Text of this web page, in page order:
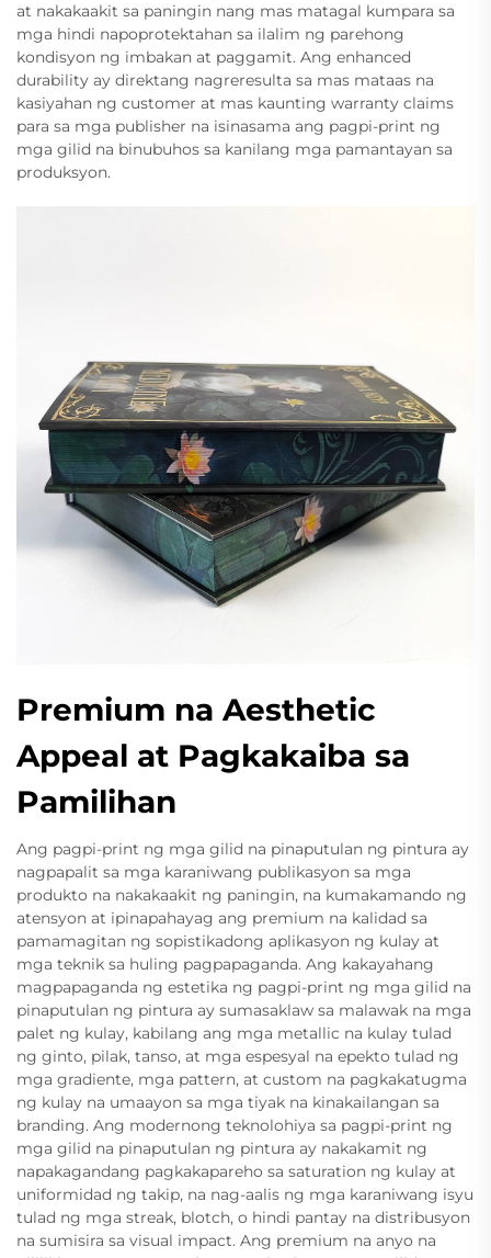
at nakakaakit sa paningin nang mas matagal kumpara sa
mga hindi napoprotektahan sa ilalim ng parehong
kondisyon ng imbakan at paggamit. Ang enhanced
durability ay direktang nagreresulta sa mas mataas na
kasiyahan ng customer at mas kaunting warranty claims
para sa mga publisher na isinasama ang pagpi-print ng
mga gilid na binubuhos sa kanilang mga pamantayan sa
produksyon.
Premium na Aesthetic
Appeal at Pagkakaiba sa
Pamilihan
Ang pagpi-print ng mga gilid na pinaputulan ng pintura ay
nagpapalit sa mga karaniwang publikasyon sa mga
produkto na nakakaakit ng paningin, na kumakamando ng
atensyon at ipinapahayag ang premium na kalidad sa
pamamagitan ng sopistikadong aplikasyon ng kulay at
mga teknik sa huling pagpapaganda. Ang kakayahang
magpapaganda ng estetika ng pagpi-print ng mga gilid na
pinaputulan ng pintura ay sumasaklaw sa malawak na mga
palet ng kulay, kabilang ang mga metallic na kulay tulad
ng ginto, pilak, tanso, at mga espesyal na epekto tulad ng
mga gradiente, mga pattern, at custom na pagkakatugma
ng kulay na umaayon sa mga tiyak na kinakailangan sa
branding. Ang modernong teknolohiya sa pagpi-print ng
mga gilid na pinaputulan ng pintura ay nakakamit ng
napakagandang pagkakapareho sa saturation ng kulay at
uniformidad ng takip, na nag-aalis ng mga karaniwang isyu
tulad ng mga streak, blotch, o hindi pantay na distribusyon
na sumisira sa visual impact. Ang premium na anyo na